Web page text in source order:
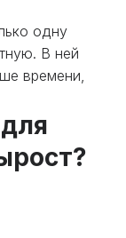
одну
В ней
времени,